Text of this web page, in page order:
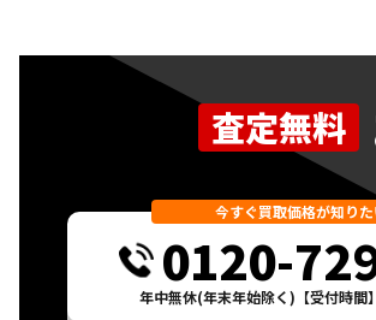
査定無料
今すぐ買取価格が知り
0120-
年中無休(年末年始除く)【受付時間